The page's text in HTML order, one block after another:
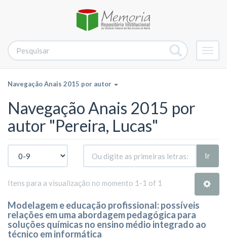
Navegação Anais 2015 por autor
Navegação Anais 2015 por
autor "Pereira, Lucas"
Ir
Itens para a visualização no momento 1-1 of 1
Modelagem e educação profissional: possíveis
relações em uma abordagem pedagógica para
soluções químicas no ensino médio integrado ao
técnico em informática